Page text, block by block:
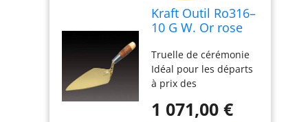
Kraft Outil Ro316–
10 G W. Or rose
Truelle
Truelle de cérémonie
Idéal pour les départs
à prix des
d'autres occasions
1 071,00 €